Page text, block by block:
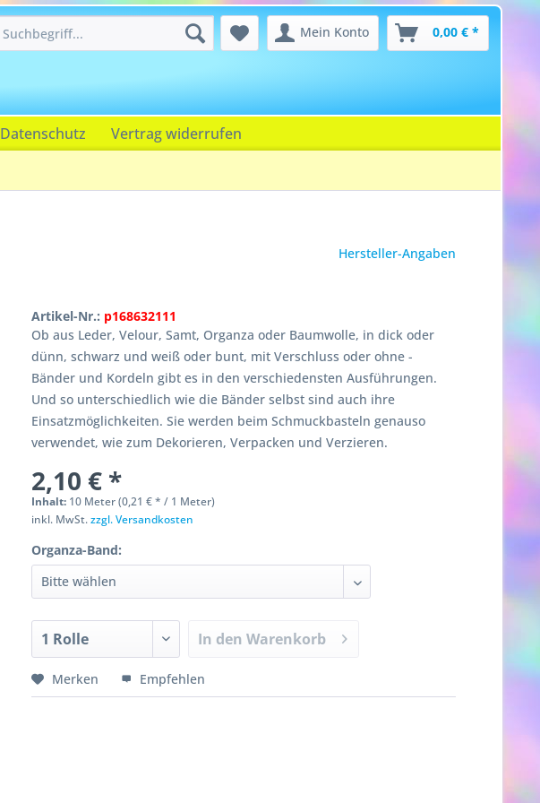
Mein Konto 0,00 € *
Datenschutz Vertrag widerrufen
Hersteller-Angaben
Artikel-Nr.: p168632111
Ob aus Leder, Velour, Samt, Organza oder Baumwolle, in dick oder
dünn, schwarz und weiß oder bunt, mit Verschluss oder ohne -
Bänder und Kordeln gibt es in den verschiedensten Ausführungen.
Und so unterschiedlich wie die Bänder selbst sind auch ihre
Einsatzmöglichkeiten. Sie werden beim Schmuckbasteln genauso
verwendet, wie zum Dekorieren, Verpacken und Verzieren.
2,10 € *
Inhalt: 10 Meter (0,21 € * / 1 Meter)
inkl. MwSt.zzgl. Versandkosten
Organza-Band:
In den Warenkorb
Merken Empfehlen